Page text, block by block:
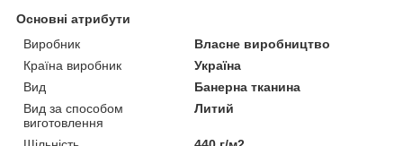
Основні атрибути
Виробник
Власне виробництво
Країна виробник
Україна
Вид
Банерна тканина
Вид за способом
виготовлення
Литий